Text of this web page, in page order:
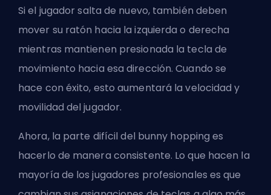
Si el jugador salta de nuevo, también deben
mover su ratón hacia la izquierda o derecha
mientras mantienen presionada la tecla de
movimiento hacia esa dirección. Cuando se
hace con éxito, esto aumentará la velocidad y
movilidad del jugador.
Ahora, la parte difícil del bunny hopping es
hacerlo de manera consistente. Lo que hacen la
mayoría de los jugadores profesionales es que